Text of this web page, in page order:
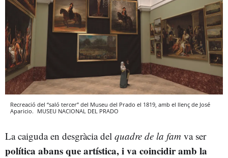
Recreació del “saló tercer” del Museu del Prado el 1819, amb el llenç de José
Aparicio. MUSEU NACIONAL DEL PRADO
La caiguda en desgràcia del quadre de la fam va ser
política abans que artística, i va coincidir amb la